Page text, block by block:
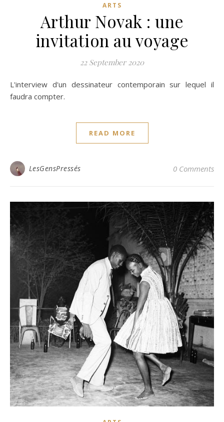
ARTS
Arthur Novak : une
invitation au voyage
22 September 2020
L'interview d'un dessinateur contemporain sur lequel il
faudra compter.
READ MORE
LesGensPressés 0 Comments